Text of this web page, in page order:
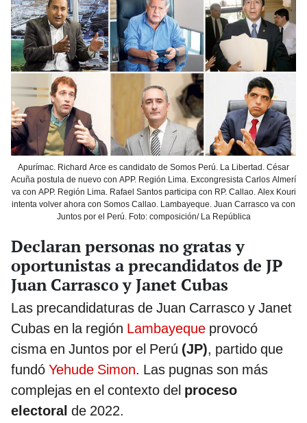
Apurímac. Richard Arce es candidato de Somos Perú. La Libertad. César
Acuña postula de nuevo con APP. Región Lima. Excongresista Carlos Almerí
va con APP. Región Lima. Rafael Santos participa con RP. Callao. Alex Kouri
intenta volver ahora con Somos Callao. Lambayeque. Juan Carrasco va con
Juntos por el Perú. Foto: composición/ La República
Declaran personas no gratas y
oportunistas a precandidatos de JP
Juan Carrasco y Janet Cubas
Las precandidaturas de Juan Carrasco y Janet
Cubas en la región Lambayeque provocó
cisma en Juntos por el Perú (JP), partido que
fundó Yehude Simon. Las pugnas son más
complejas en el contexto del proceso
electoral de 2022.